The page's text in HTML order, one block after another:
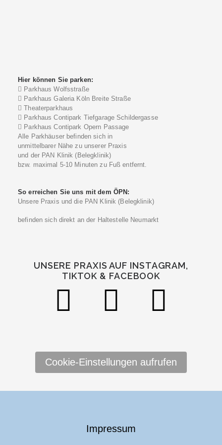
Hier können Sie parken:
Parkhaus Wolfsstraße
Parkhaus Galeria Köln Breite Straße
Theaterparkhaus
Parkhaus Contipark Tiefgarage Schildergasse
Parkhaus Contipark Opern Passage
Alle Parkhäuser befinden sich in
unmittelbarer Nähe zu unserer Praxis
und der PAN Klinik (Belegklinik)
bzw. maximal 5-10 Minuten zu Fuß entfernt.
So erreichen Sie uns mit dem ÖPN:
Unsere Praxis und die PAN Klinik (Belegklinik)
befinden sich direkt an der Haltestelle Neumarkt
UNSERE PRAXIS AUF INSTAGRAM,
TIKTOK & FACEBOOK
Cookie-Einstellungen aufrufen
Impressum